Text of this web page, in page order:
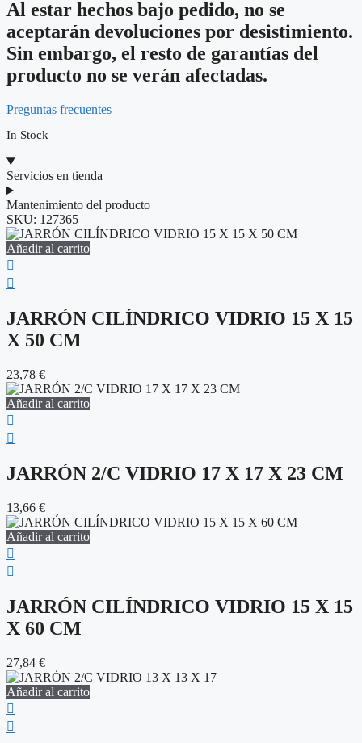
Al estar hechos bajo pedido, no se
aceptarán devoluciones por desistimiento.
Sin embargo, el resto de garantías del
producto no se verán afectadas.
Preguntas frecuentes
In Stock
Servicios en tienda
Mantenimiento del producto
SKU: 127365
Añadir al carrito
JARRÓN CILÍNDRICO VIDRIO 15 X 15
X 50 CM
23,78 €
Añadir al carrito
JARRÓN 2/C VIDRIO 17 X 17 X 23 CM
13,66 €
Añadir al carrito
JARRÓN CILÍNDRICO VIDRIO 15 X 15
X 60 CM
27,84 €
Añadir al carrito